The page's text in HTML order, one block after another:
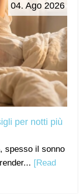
04. Ago 2026
per notti più
spesso il sonno
[Read